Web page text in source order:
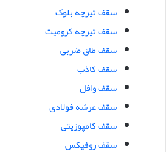
سقف تیرچه بلوک
سقف تیرچه کرومیت
سقف طاق ضربی
سقف کاذب
سقف وافل
سقف عرشه فولادی
سقف کامپوزیتی
سقف روفیکس